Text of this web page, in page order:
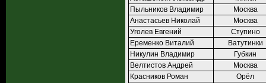
Пыльников Владимир
Москва
Анастасьев Николай
Москва
Уголев Евгений
Ступино
Еременко Виталий
Ватутинки
Никулин Владимир
Губкин
Велтистов Андрей
Москва
Красников Роман
Орёл